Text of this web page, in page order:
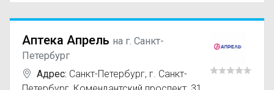
Аптека Апрель на г. Санкт-
Петербург
Адрес: Санкт-Петербург, г. Санкт-